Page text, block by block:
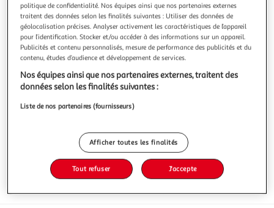
HAPPY BIO
Graines de courge
Chez HAPPY BIO, nous croyons que manger est avant tout
un PLAISIR ! C'est pour cela que nous vous offrons des
produits BIO et GOURMANDS. Nous sélectionnons avec
soin les meilleurs ingrédients pour leur GOÛT et leurs
QUALITÉS nutritionnelles. Source de magnésium.1 cuillère
à soupe couvre 15% des val
En savoir +
250g
politique de confidentialité. Nos équipes ainsi que nos partenaires externes
traitent des données selon les finalités suivantes : Utiliser des données de
géolocalisation précises. Analyser activement les caractéristiques de l’appareil
pour l’identification. Stocker et/ou accéder à des informations sur un appareil.
Publicités et contenu personnalisés, mesure de performance des publicités et du
contenu, études d’audience et développement de services.
Nos équipes ainsi que nos partenaires externes, traitent des
données selon les finalités suivantes :
Liste de nos partenaires (fournisseurs)
Afficher toutes les finalités
Tout refuser J'accepte